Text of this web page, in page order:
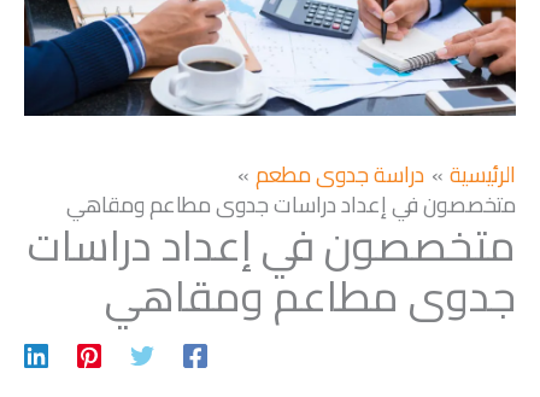
الرئيسية دراسة جدوى مطعم
متخصصون في إعداد دراسات جدوى مطاعم ومقاهي
متخصصون في إعداد دراسات
جدوى مطاعم ومقاهي